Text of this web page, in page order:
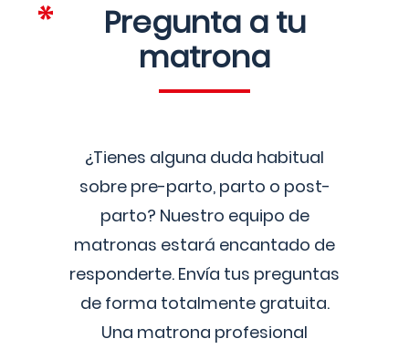
Pregunta a tu
matrona
¿Tienes alguna duda habitual
sobre pre-parto, parto o post-
parto? Nuestro equipo de
matronas estará encantado de
responderte. Envía tus preguntas
de forma totalmente gratuita.
Una matrona profesional